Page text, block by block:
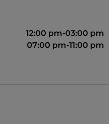
12:00 pm-03:00 pm
07:00 pm-11:00 pm